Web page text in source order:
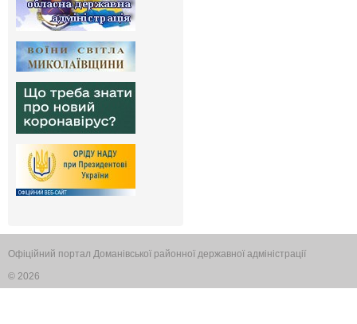
Офіційний портал Доманівської районної державної адміністрації
© 2026